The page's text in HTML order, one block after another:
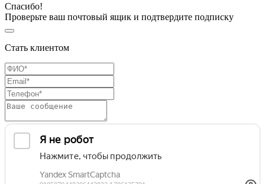
Спасибо!
Проверьте ваш почтовый ящик и подтвердите подписку
Стать клиентом